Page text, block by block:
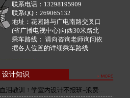
联系电话： 13298195909
联系QQ： 269065132
地址： 花园路与广电南路交叉口
(省广播电视中心)向西30米路北
乘车路线： 请向咨询老师询问依
据各人位置的详细乘车路线
设计知识
血泪教训！学室内设计不报班=浪费…